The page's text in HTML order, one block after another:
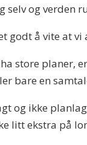
selv og verden
godt å vite at
store planer,
bare en
og ikke
litt ekstra på